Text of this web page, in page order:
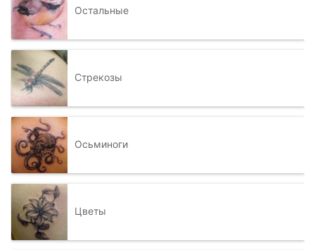
Остальные
Стрекозы
Осьминоги
Цветы